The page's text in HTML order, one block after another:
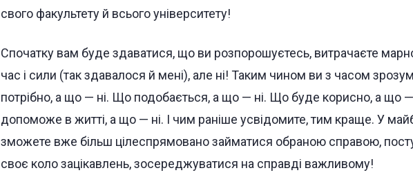
свого факультету й всього університету!
Спочатку вам буде здаватися, що ви розпорошуєтесь, витрачаєте
час і сили (так здавалося й мені), але ні! Таким чином ви з часом
потрібно, а що — ні. Що подобається, а що — ні. Що буде корисно, а що
допоможе в житті, а що — ні. І чим раніше усвідомите, тим краще. У
зможете вже більш цілеспрямовано займатися обраною справою,
своє коло зацікавлень, зосереджуватися на справді важливому!